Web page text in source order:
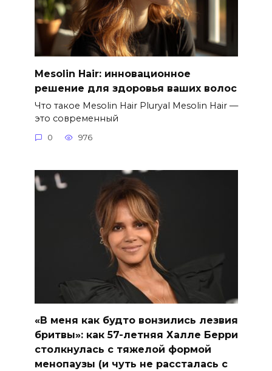
Mesolin Hair: инновационное
решение для здоровья ваших волос
Что такое Mesolin Hair Pluryal Mesolin Hair —
это современный
0 976
«В меня как будто вонзились лезвия
бритвы»: как 57-летняя Халле Берри
столкнулась с тяжелой формой
менопаузы (и чуть не рассталась с